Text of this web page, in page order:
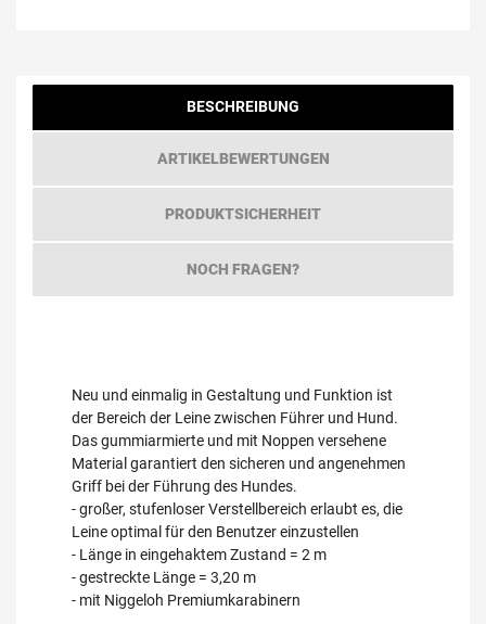
BESCHREIBUNG
ARTIKELBEWERTUNGEN
PRODUKTSICHERHEIT
NOCH FRAGEN?
Neu und einmalig in Gestaltung und Funktion ist
der Bereich der Leine zwischen Führer und Hund.
Das gummiarmierte und mit Noppen versehene
Material garantiert den sicheren und angenehmen
Griff bei der Führung des Hundes.
- großer, stufenloser Verstellbereich erlaubt es, die
Leine optimal für den Benutzer einzustellen
- Länge in eingehaktem Zustand = 2 m
- gestreckte Länge = 3,20 m
- mit Niggeloh Premiumkarabinern